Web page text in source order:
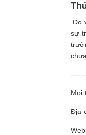
Do
sự
Mọi
Địa